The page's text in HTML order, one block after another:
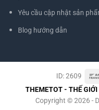
Yêu cầu cập nhật sản
Blog hướng dẫn
ID: 2609
THEMETOT - THẾ GIỚI
Copyright © 2026 -